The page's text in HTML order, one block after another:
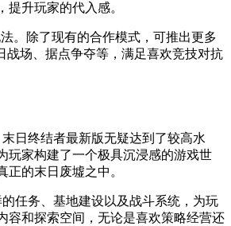
提升玩家的代入感。
。除了现有的合作模式，可推出更多
战场、据点争夺等，满足喜欢竞技对抗
日终结者最新版无疑达到了较高水
玩家构建了一个极具沉浸感的游戏世
正的末日废墟之中。
任务、基地建设以及战斗系统，为玩
容和探索空间，无论是喜欢策略经营还